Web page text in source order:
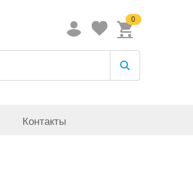
0
Контакты